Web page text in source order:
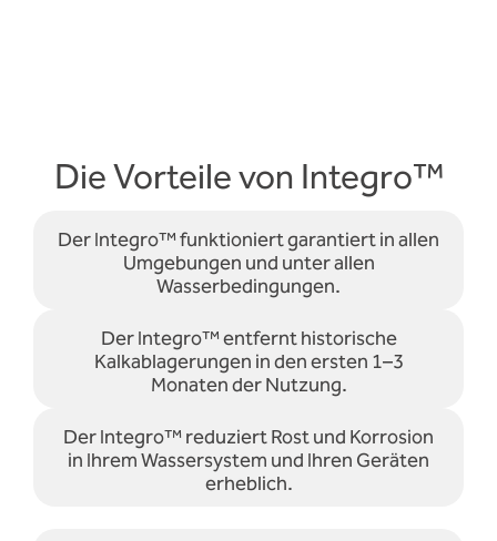
Die Vorteile von Integro™
Der Integro™ funktioniert garantiert in allen
Umgebungen und unter allen
Wasserbedingungen.
Der Integro™ entfernt historische
Kalkablagerungen in den ersten 1–3
Monaten der Nutzung.
Der Integro™ reduziert Rost und Korrosion
in Ihrem Wassersystem und Ihren Geräten
erheblich.